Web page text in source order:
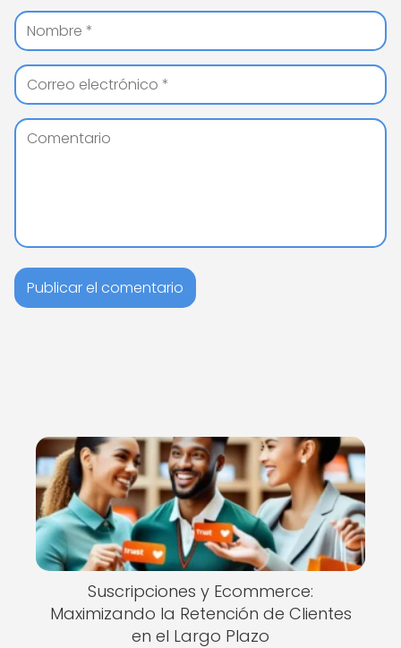
Suscripciones y Ecommerce:
Maximizando la Retención de Clientes
en el Largo Plazo